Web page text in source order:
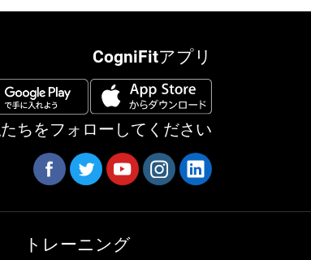
CogniFitアプリ
ちをフォローしてください
トレーニング